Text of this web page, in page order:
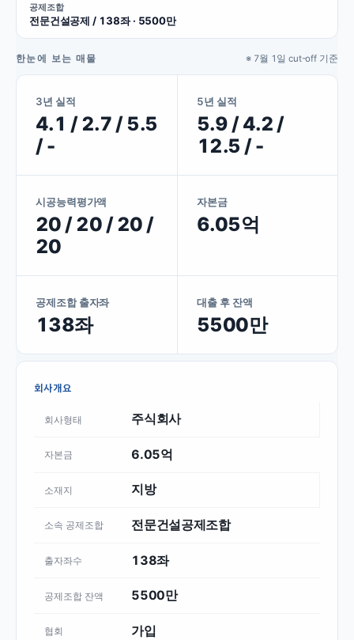
공제조합
전문건설공제 / 138좌 · 5500만
한눈에 보는 매물 ※ 7월 1일 cut-off 기준
3년 실적
4.1 / 2.7 / 5.5
/ -
5년 실적
5.9 / 4.2 /
12.5 / -
시공능력평가액
20 / 20 / 20 /
20
자본금
6.05억
공제조합 출자좌
138좌
대출 후 잔액
5500만
회사개요
회사형태 주식회사
자본금 6.05억
소재지 지방
소속 공제조합 전문건설공제조합
출자좌수 138좌
공제조합 잔액 5500만
협회 가입